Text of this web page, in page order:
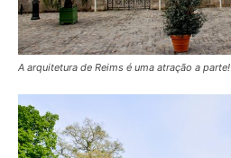
A arquitetura de Reims é uma atração a parte!